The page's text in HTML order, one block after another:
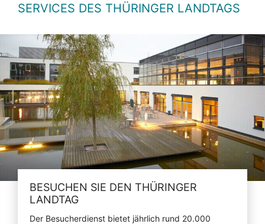
SERVICES DES THÜRINGER LANDTAGS
BESUCHEN SIE DEN THÜRINGER
LANDTAG
Der Besucherdienst bietet jährlich rund 20.000